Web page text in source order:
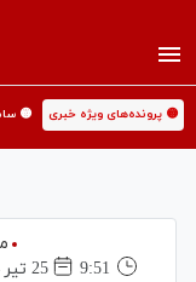
🟡 پرونده‌های ویژه خبری 🟡
9:51
25 تير 1404